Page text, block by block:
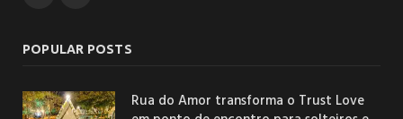
POPULAR POSTS
Rua do Amor transforma o Trust Love